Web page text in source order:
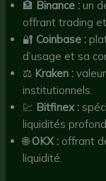
🏦 Binance : un
offrant trading
🔐 Coinbase :
d’usage et sa
⚖️ Kraken :
institutionnels.
💹 Bitfinex :
liquidités
🌐OKX : offrant
liquidité.